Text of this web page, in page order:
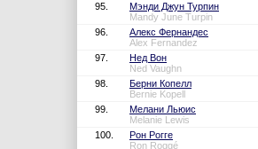
95.
Мэнди Джун Турпин
Mandy June Turpin
96.
Алекс Фернандес
Alex Fernandez
97.
Нед Вон
Ned Vaughn
98.
Берни Копелл
Bernie Kopell
99.
Мелани Льюис
Melanie Lewis
100.
Рон Рогге
Ron Roggé